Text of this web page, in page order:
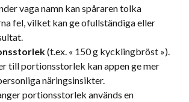
vaga namn kan spåraren tolka
fel, vilket kan ge ofullständiga eller
(t.ex. « 150 g kycklingbröst »).
till portionsstorlek kan appen ge mer
näringsinsikter.
portionsstorlek används en